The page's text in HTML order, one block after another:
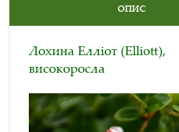
ОПИС
Лохина Елліот (Elliott),
високоросла